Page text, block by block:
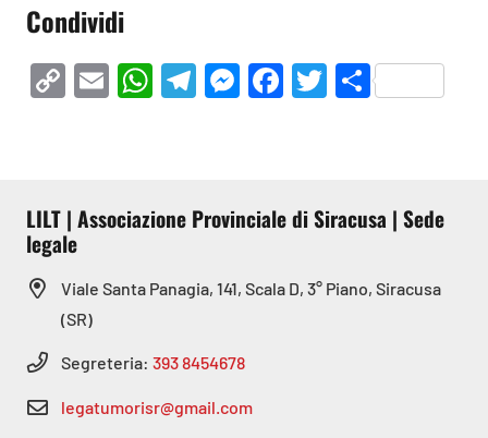
Condividi
CopyEmailWhatsApp
Telegram
Messenger
Facebook
Twitter
LILT | Associazione Provinciale di Siracusa | Sede
legale
Viale Santa Panagia, 141, Scala D, 3° Piano, Siracusa
(SR)
Segreteria: 393 8454678
legatumorisr@gmail.com